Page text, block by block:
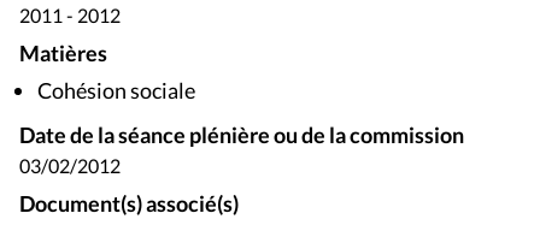
2011 - 2012
Matières
Cohésion sociale
Date de la séance plénière ou de la commission
03/02/2012
Document(s) associé(s)